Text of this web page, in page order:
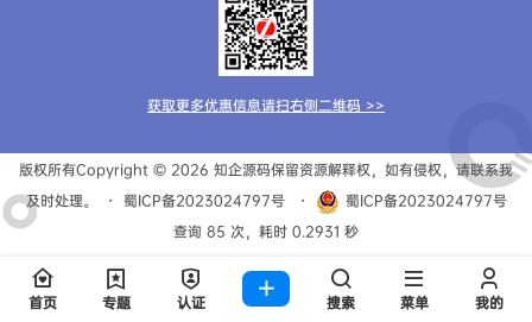
获取更多优惠信息请扫右侧二维码 >>
版权所有Copyright © 2026 知企源码保留资源解释权，如有侵权，请联系我
及时处理。
・ 蜀ICP备2023024797号 ・
蜀ICP备2023024797号
查询 85 次，耗时 0.2931 秒
首页 专题 认证 搜索 菜单 我的